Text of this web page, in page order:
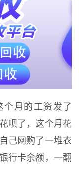
月的工资发了
呗了，这个月花
己网购了一堆衣
行卡余额，一翻